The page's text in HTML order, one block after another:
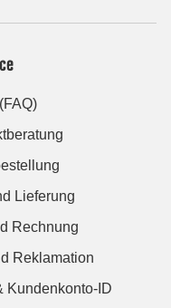
Lieferung
Rechnung
Reklamation
Kundenkonto-ID